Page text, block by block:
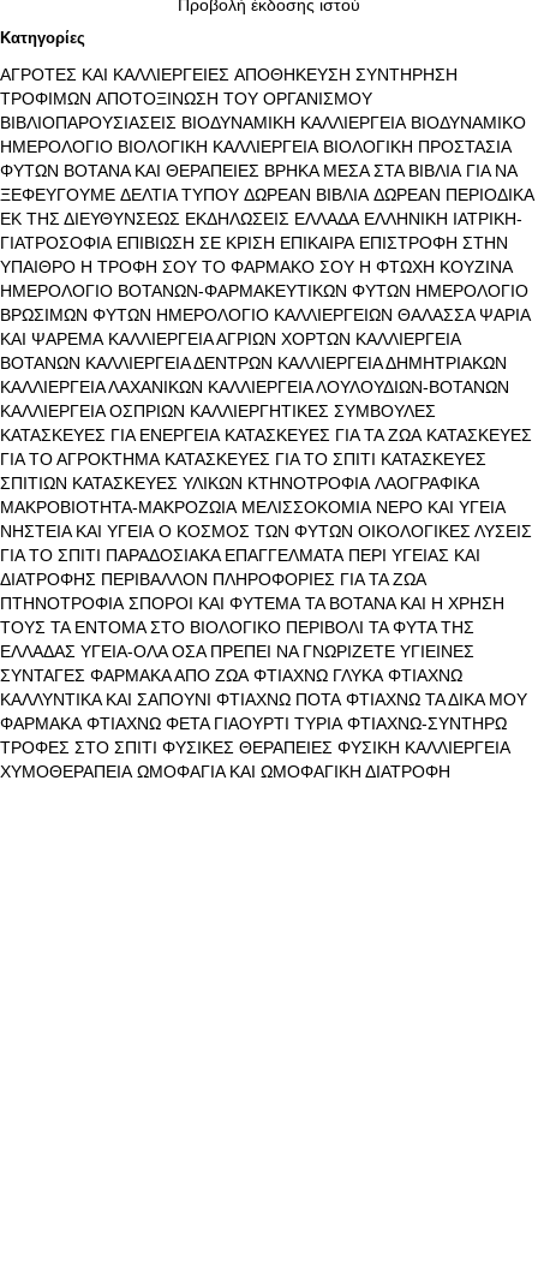
Προβολή έκδοσης ιστού
Κατηγορίες
ΑΓΡΟΤΕΣ ΚΑΙ ΚΑΛΛΙΕΡΓΕΙΕΣ ΑΠΟΘΗΚΕΥΣΗ ΣΥΝΤΗΡΗΣΗ
ΤΡΟΦΙΜΩΝ ΑΠΟΤΟΞΙΝΩΣΗ ΤΟΥ ΟΡΓΑΝΙΣΜΟΥ
ΒΙΒΛΙΟΠΑΡΟΥΣΙΑΣΕΙΣ ΒΙΟΔΥΝΑΜΙΚΗ ΚΑΛΛΙΕΡΓΕΙΑ ΒΙΟΔΥΝΑΜΙΚΟ
ΗΜΕΡΟΛΟΓΙΟ ΒΙΟΛΟΓΙΚΗ ΚΑΛΛΙΕΡΓΕΙΑ ΒΙΟΛΟΓΙΚΗ ΠΡΟΣΤΑΣΙΑ
ΦΥΤΩΝ ΒΟΤΑΝΑ ΚΑΙ ΘΕΡΑΠΕΙΕΣ ΒΡΗΚΑ ΜΕΣΑ ΣΤΑ ΒΙΒΛΙΑ ΓΙΑ ΝΑ
ΞΕΦΕΥΓΟΥΜΕ ΔΕΛΤΙΑ ΤΥΠΟΥ ΔΩΡΕΑΝ ΒΙΒΛΙΑ ΔΩΡΕΑΝ ΠΕΡΙΟΔΙΚΑ
ΕΚ ΤΗΣ ΔΙΕΥΘΥΝΣΕΩΣ ΕΚΔΗΛΩΣΕΙΣ ΕΛΛΑΔΑ ΕΛΛΗΝΙΚΗ ΙΑΤΡΙΚΗ-
ΓΙΑΤΡΟΣΟΦΙΑ ΕΠΙΒΙΩΣΗ ΣΕ ΚΡΙΣΗ ΕΠΙΚΑΙΡΑ ΕΠΙΣΤΡΟΦΗ ΣΤΗΝ
ΥΠΑΙΘΡΟ Η ΤΡΟΦΗ ΣΟΥ ΤΟ ΦΑΡΜΑΚΟ ΣΟΥ Η ΦΤΩΧΗ ΚΟΥΖΙΝΑ
ΗΜΕΡΟΛΟΓΙΟ ΒΟΤΑΝΩΝ-ΦΑΡΜΑΚΕΥΤΙΚΩΝ ΦΥΤΩΝ ΗΜΕΡΟΛΟΓΙΟ
ΒΡΩΣΙΜΩΝ ΦΥΤΩΝ ΗΜΕΡΟΛΟΓΙΟ ΚΑΛΛΙΕΡΓΕΙΩΝ ΘΑΛΑΣΣΑ ΨΑΡΙΑ
ΚΑΙ ΨΑΡΕΜΑ ΚΑΛΛΙΕΡΓΕΙΑ ΑΓΡΙΩΝ ΧΟΡΤΩΝ ΚΑΛΛΙΕΡΓΕΙΑ
ΒΟΤΑΝΩΝ ΚΑΛΛΙΕΡΓΕΙΑ ΔΕΝΤΡΩΝ ΚΑΛΛΙΕΡΓΕΙΑ ΔΗΜΗΤΡΙΑΚΩΝ
ΚΑΛΛΙΕΡΓΕΙΑ ΛΑΧΑΝΙΚΩΝ ΚΑΛΛΙΕΡΓΕΙΑ ΛΟΥΛΟΥΔΙΩΝ-ΒΟΤΑΝΩΝ
ΚΑΛΛΙΕΡΓΕΙΑ ΟΣΠΡΙΩΝ ΚΑΛΛΙΕΡΓΗΤΙΚΕΣ ΣΥΜΒΟΥΛΕΣ
ΚΑΤΑΣΚΕΥΕΣ ΓΙΑ ΕΝΕΡΓΕΙΑ ΚΑΤΑΣΚΕΥΕΣ ΓΙΑ ΤΑ ΖΩΑ ΚΑΤΑΣΚΕΥΕΣ
ΓΙΑ ΤΟ ΑΓΡΟΚΤΗΜΑ ΚΑΤΑΣΚΕΥΕΣ ΓΙΑ ΤΟ ΣΠΙΤΙ ΚΑΤΑΣΚΕΥΕΣ
ΣΠΙΤΙΩΝ ΚΑΤΑΣΚΕΥΕΣ ΥΛΙΚΩΝ ΚΤΗΝΟΤΡΟΦΙΑ ΛΑΟΓΡΑΦΙΚΑ
ΜΑΚΡΟΒΙΟΤΗΤΑ-ΜΑΚΡΟΖΩΙΑ ΜΕΛΙΣΣΟΚΟΜΙΑ ΝΕΡΟ ΚΑΙ ΥΓΕΙΑ
ΝΗΣΤΕΙΑ ΚΑΙ ΥΓΕΙΑ Ο ΚΟΣΜΟΣ ΤΩΝ ΦΥΤΩΝ ΟΙΚΟΛΟΓΙΚΕΣ ΛΥΣΕΙΣ
ΓΙΑ ΤΟ ΣΠΙΤΙ ΠΑΡΑΔΟΣΙΑΚΑ ΕΠΑΓΓΕΛΜΑΤΑ ΠΕΡΙ ΥΓΕΙΑΣ ΚΑΙ
ΔΙΑΤΡΟΦΗΣ ΠΕΡΙΒΑΛΛΟΝ ΠΛΗΡΟΦΟΡΙΕΣ ΓΙΑ ΤΑ ΖΩΑ
ΠΤΗΝΟΤΡΟΦΙΑ ΣΠΟΡΟΙ ΚΑΙ ΦΥΤΕΜΑ ΤΑ ΒΟΤΑΝΑ ΚΑΙ Η ΧΡΗΣΗ
ΤΟΥΣ ΤΑ ΕΝΤΟΜΑ ΣΤΟ ΒΙΟΛΟΓΙΚΟ ΠΕΡΙΒΟΛΙ ΤΑ ΦΥΤΑ ΤΗΣ
ΕΛΛΑΔΑΣ ΥΓΕΙΑ-ΟΛΑ ΟΣΑ ΠΡΕΠΕΙ ΝΑ ΓΝΩΡΙΖΕΤΕ ΥΓΙΕΙΝΕΣ
ΣΥΝΤΑΓΕΣ ΦΑΡΜΑΚΑ ΑΠΟ ΖΩΑ ΦΤΙΑΧΝΩ ΓΛΥΚΑ ΦΤΙΑΧΝΩ
ΚΑΛΛΥΝΤΙΚΑ ΚΑΙ ΣΑΠΟΥΝΙ ΦΤΙΑΧΝΩ ΠΟΤΑ ΦΤΙΑΧΝΩ ΤΑ ΔΙΚΑ ΜΟΥ
ΦΑΡΜΑΚΑ ΦΤΙΑΧΝΩ ΦΕΤΑ ΓΙΑΟΥΡΤΙ ΤΥΡΙΑ ΦΤΙΑΧΝΩ-ΣΥΝΤΗΡΩ
ΤΡΟΦΕΣ ΣΤΟ ΣΠΙΤΙ ΦΥΣΙΚΕΣ ΘΕΡΑΠΕΙΕΣ ΦΥΣΙΚΗ ΚΑΛΛΙΕΡΓΕΙΑ
ΧΥΜΟΘΕΡΑΠΕΙΑ ΩΜΟΦΑΓΙΑ ΚΑΙ ΩΜΟΦΑΓΙΚΗ ΔΙΑΤΡΟΦΗ